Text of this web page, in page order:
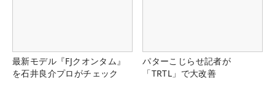
最新モデル『FJクオンタム』
を石井良介プロがチェック
パターこじらせ記者が
「TRTL」で大改善